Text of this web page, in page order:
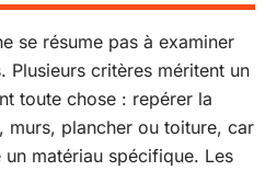
se résume pas à examiner
Plusieurs critères méritent un
toute chose : repérer la
murs, plancher ou toiture, car
matériau spécifique. Les